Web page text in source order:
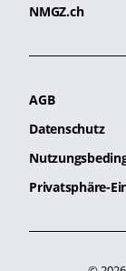
NMGZ.ch
AGB
Datenschutz
Privatsphäre-